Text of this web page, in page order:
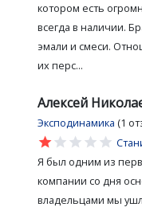
котором есть
всегда в наличии.
эмали и смеси.
их перс...
Алексей
Эксподинамика (1
star
star
star
star
star
Я был одним из
компании со дня
владельцами мы